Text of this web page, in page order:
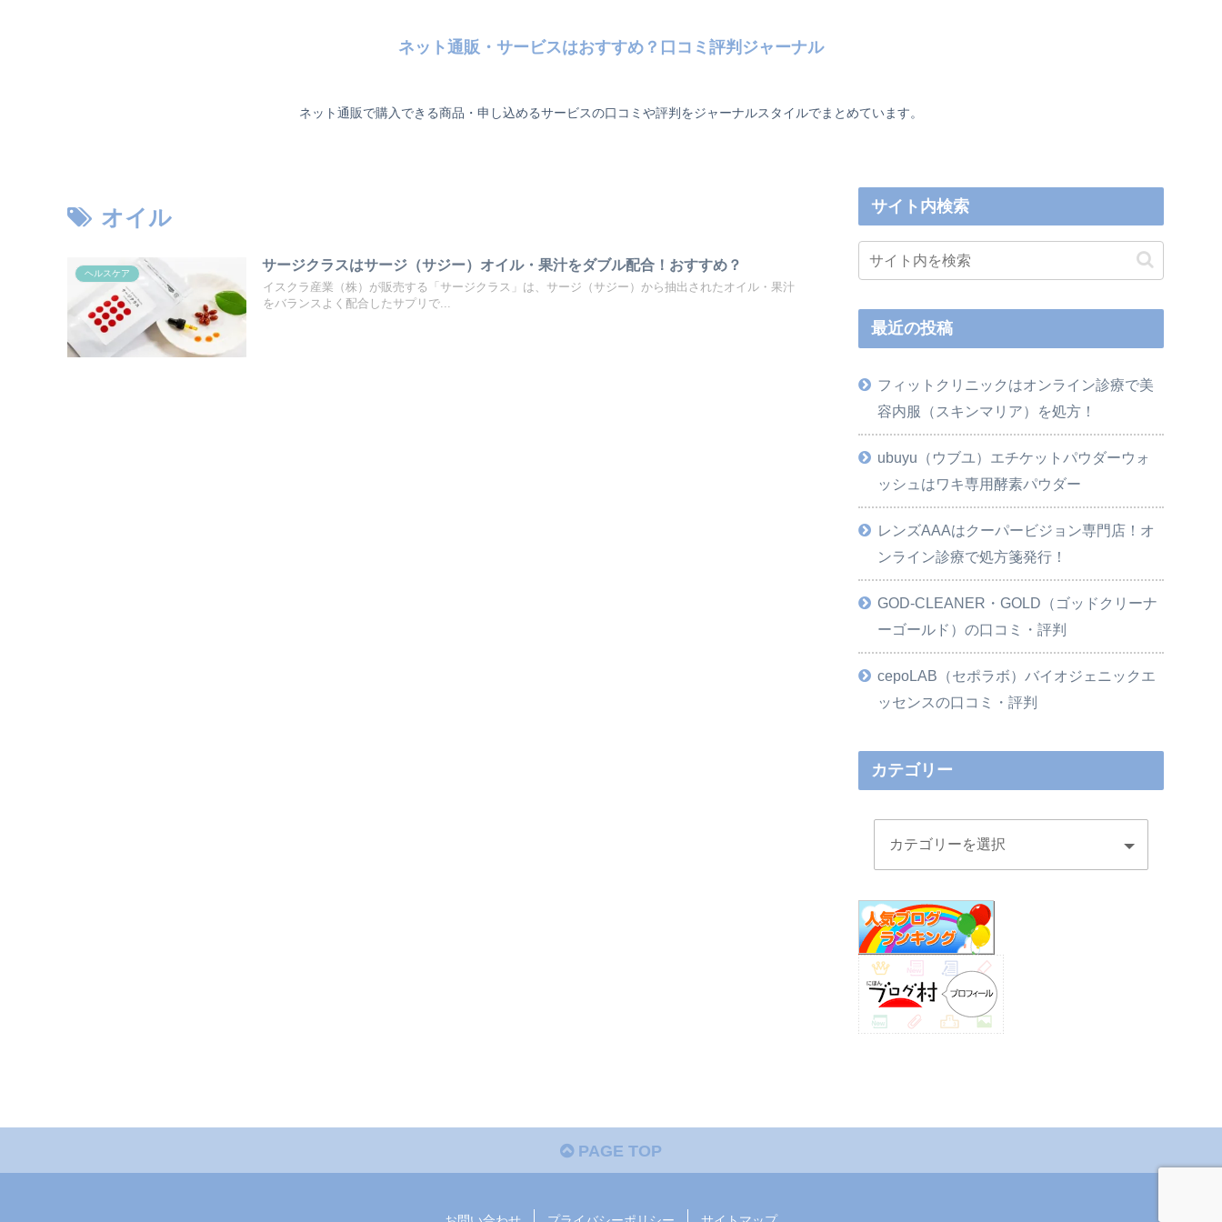
ネット通販・サービスはおすすめ？口コミ評判ジャーナル
ネット通販で購入できる商品・申し込めるサービスの口コミや評判をジャーナルスタイルでまとめています。
オイル
ヘルスケア
サージクラスはサージ（サジー）オイル・果汁をダブル配合！おすすめ？
イスクラ産業（株）が販売する「サージクラス」は、サージ（サジー）から抽出されたオイル・果汁
をバランスよく配合したサプリで...
サイト内検索
最近の投稿
フィットクリニックはオンライン診療で美
容内服（スキンマリア）を処方！
ubuyu（ウブユ）エチケットパウダーウォ
ッシュはワキ専用酵素パウダー
レンズAAAはクーパービジョン専門店！オ
ンライン診療で処方箋発行！
GOD-CLEANER・GOLD（ゴッドクリーナ
ーゴールド）の口コミ・評判
cepoLAB（セポラボ）バイオジェニックエ
ッセンスの口コミ・評判
カテゴリー
PAGE TOP